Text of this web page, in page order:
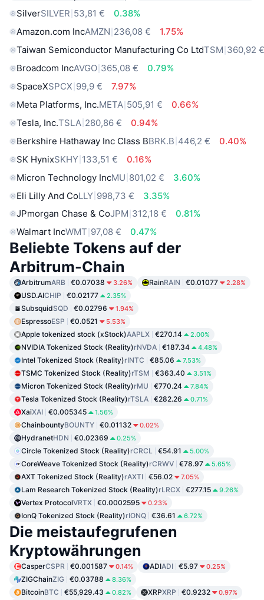
SilverSILVER 53,81 €
0.38%
Amazon.com IncAMZN 236,08 €
1.75%
Taiwan Semiconductor Manufacturing Co LtdTSM 360,92
Broadcom IncAVGO 365,08 €
0.79%
SpaceXSPCX 99,9 €
7.97%
Meta Platforms, Inc.META 505,91 €
0.66%
Tesla, Inc.TSLA 280,86 €
0.94%
Berkshire Hathaway Inc Class BBRK.B 446,2 €
0.40%
SK HynixSKHY 133,51 €
0.16%
Micron Technology IncMU 801,02 €
3.60%
Eli Lilly And CoLLY 998,73 €
3.35%
JPmorgan Chase & CoJPM 312,18 €
0.81%
Walmart IncWMT 97,08 € 0.47%
Beliebte Tokens auf der
Arbitrum-Chain
ArbitrumARB €0.07038 3.26% RainRAIN €0.01077 2.28%
USD.AICHIP €0.02177 2.35%
SubsquidSQD €0.02796 1.94%
EspressoESP €0.0521 5.53%
Apple tokenized stock (xStock)AAPLX €270.14 2.00%
NVIDIA Tokenized Stock (Reality)rNVDA €187.34 4.48%
Intel Tokenized Stock (Reality)rINTC €85.06 7.53%
TSMC Tokenized Stock (Reality)rTSM €363.40 3.51%
Micron Tokenized Stock (Reality)rMU €770.24 7.84%
Tesla Tokenized Stock (Reality)rTSLA €282.26 0.71%
XaiXAI €0.005345 1.56%
ChainbountyBOUNTY €0.01132 0.02%
HydranetHDN €0.02369 0.25%
Circle Tokenized Stock (Reality)rCRCL €54.91 5.00%
CoreWeave Tokenized Stock (Reality)rCRWV €78.97 5.65%
AXT Tokenized Stock (Reality)rAXTI €56.02 7.05%
Lam Research Tokenized Stock (Reality)rLRCX €277.15 9.26%
Vertex ProtocolVRTX €0.0002595 0.23%
IonQ Tokenized Stock (Reality)rIONQ €36.61 6.72%
Die meistaufegrufenen
Kryptowährungen
CasperCSPR €0.001587 0.14% ADIADI €5.97 0.25%
ZIGChainZIG €0.03788 8.36%
BitcoinBTC €55,929.43 0.82% XRPXRP €0.9232 0.97%